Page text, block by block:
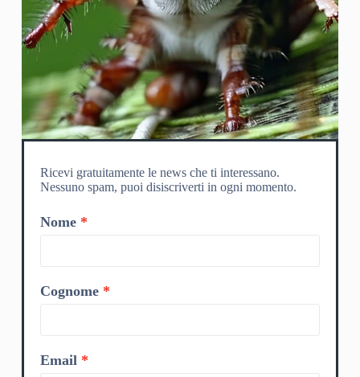
Ricevi gratuitamente le news che ti interessano.
Nessuno spam, puoi disiscriverti in ogni momento.
Nome
Cognome
Email